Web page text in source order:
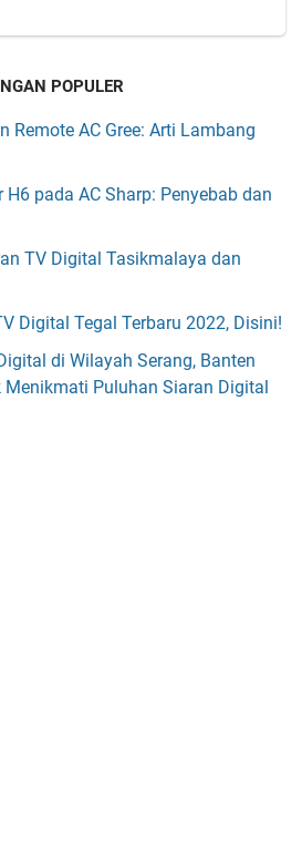
POPULER
Remote AC Gree: Arti Lambang
H6 pada AC Sharp: Penyebab dan
TV Digital Tasikmalaya dan
Digital Tegal Terbaru 2022, Disini!
di Wilayah Serang, Banten
Puluhan Siaran Digital